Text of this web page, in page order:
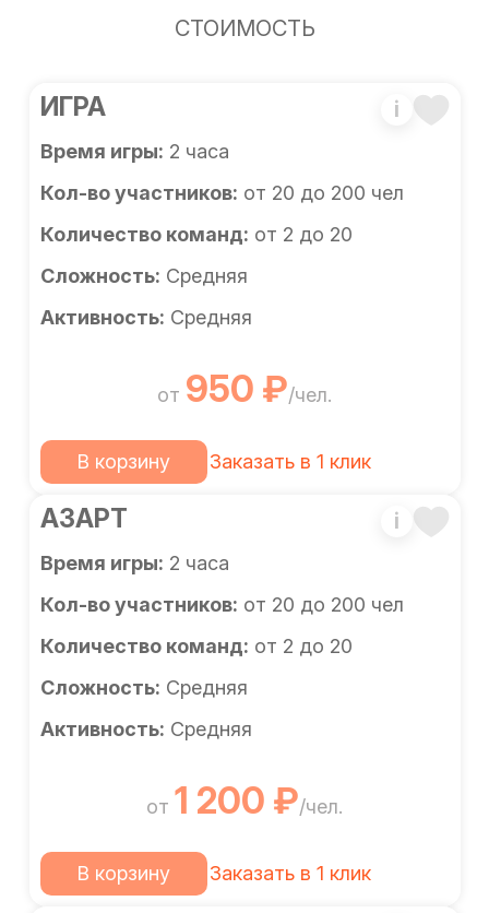
СТОИМОСТЬ
ИГРА i
Время игры: 2 часа
Кол-во участников: от 20 до 200 чел
Количество команд: от 2 до 20
Сложность: Средняя
Активность: Средняя
от 950 ₽/чел.
В корзину Заказать в 1 клик
АЗАРТ i
Время игры: 2 часа
Кол-во участников: от 20 до 200 чел
Количество команд: от 2 до 20
Сложность: Средняя
Активность: Средняя
от 1 200 ₽/чел.
В корзину Заказать в 1 клик